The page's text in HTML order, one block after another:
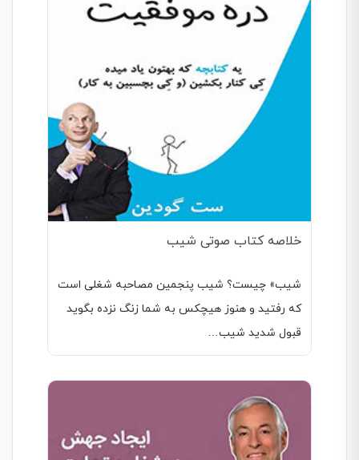
خلاصه کتاب صوتی شیب
شیب» چیست؟ شیب پنجمین مصاحبه شغلی است
که رفتید و هنوز هیچکس به شما زنگ نزده بگوید
قبول شدید شیب…